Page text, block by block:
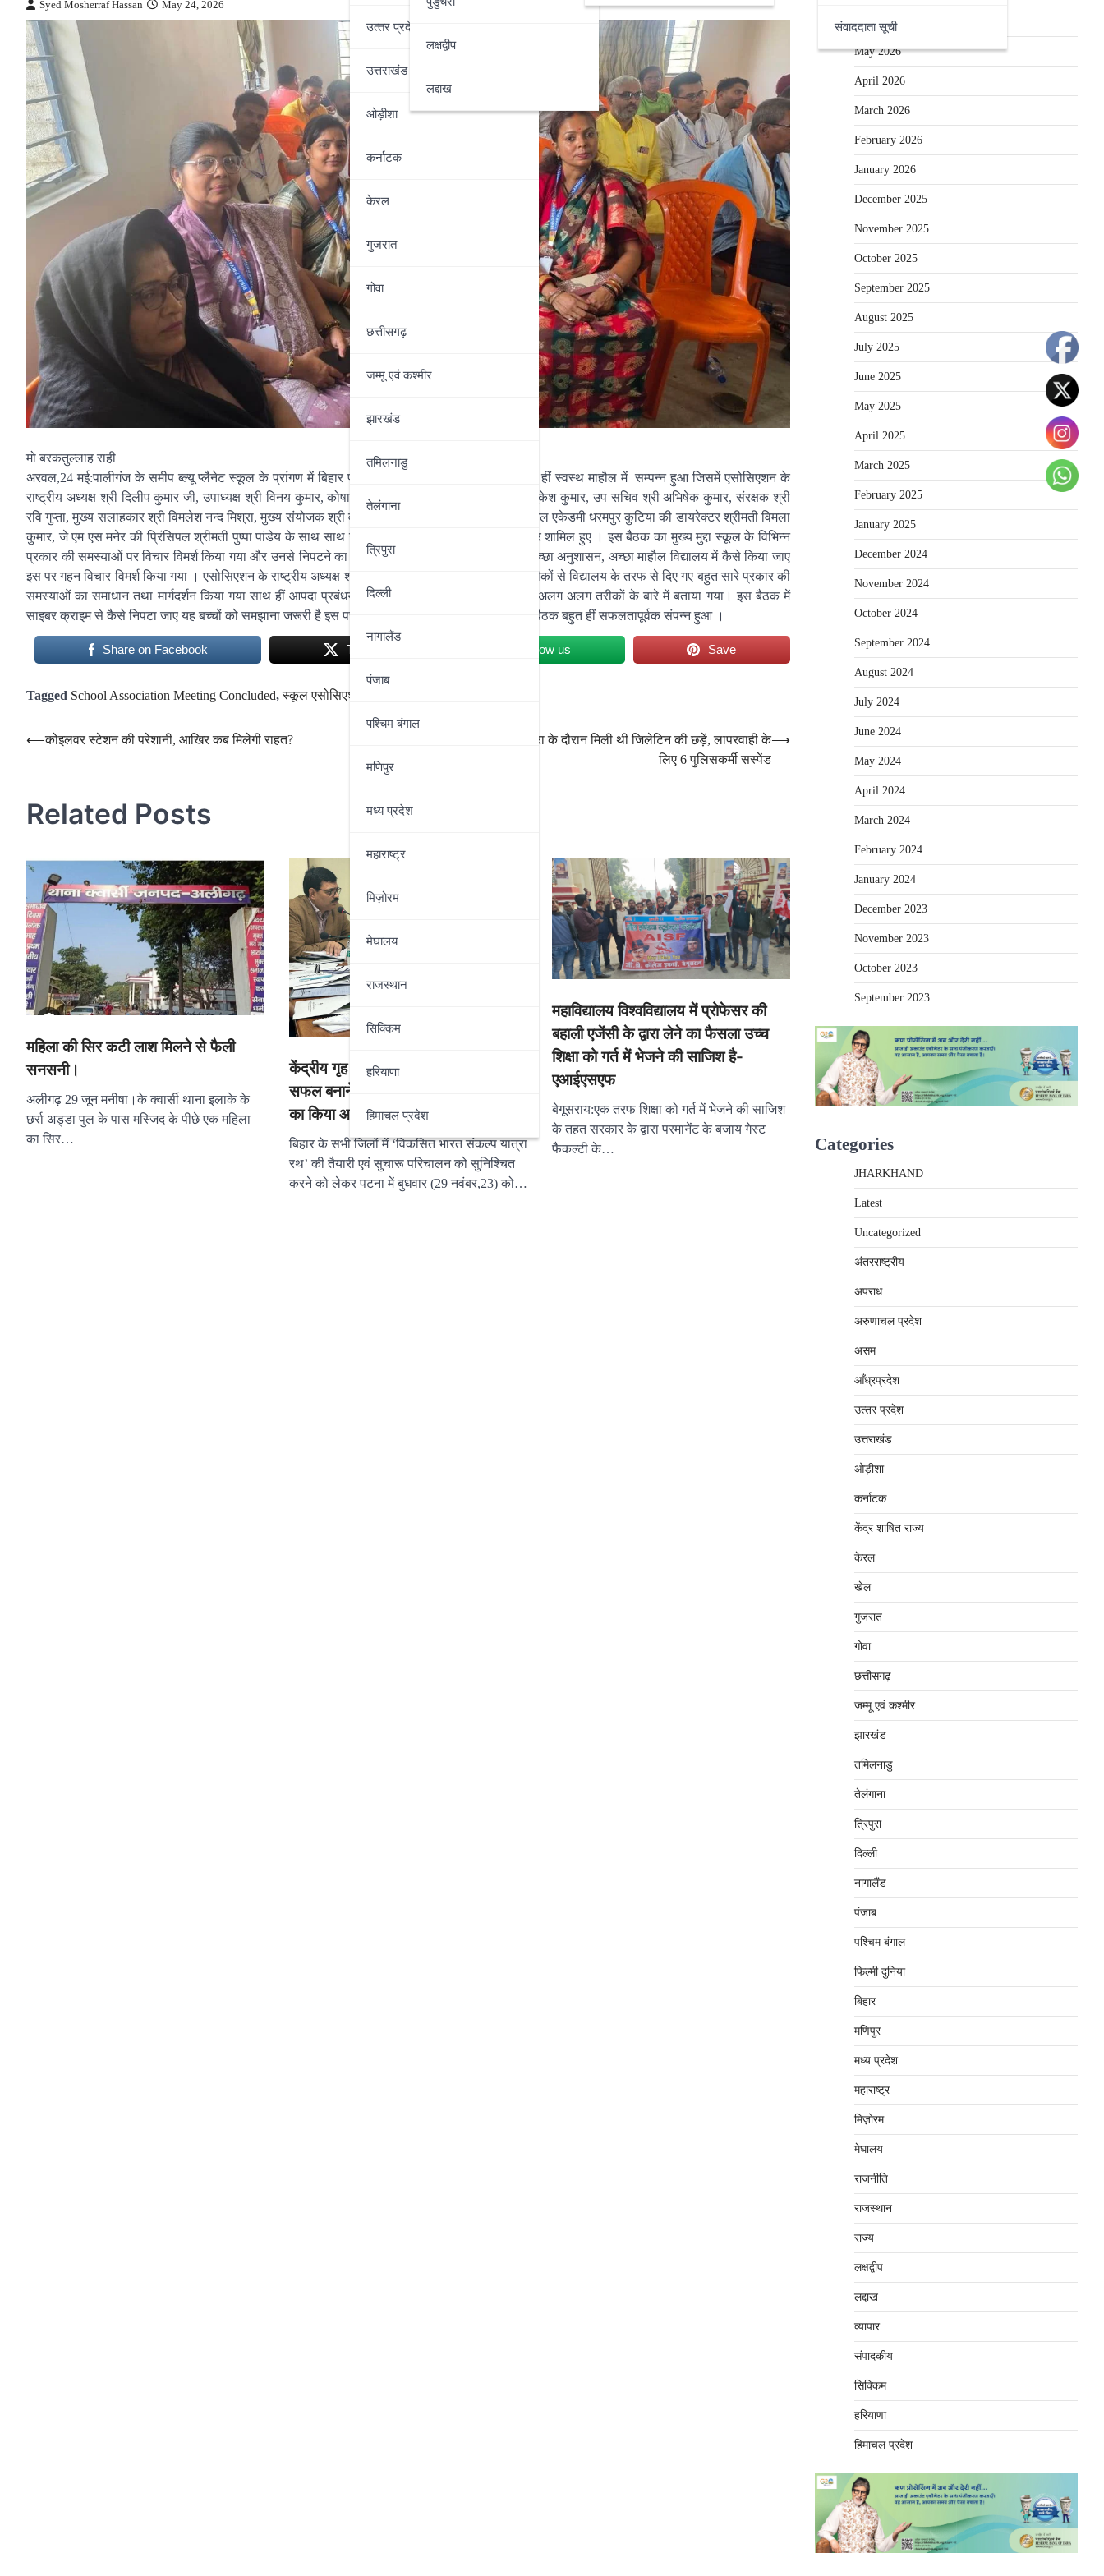
उत्‍तर प्रदेश
उत्तराखंड
ओड़ीशा
कर्नाटक
केरल
गुजरात
गोवा
छत्तीसगढ़
जम्‍मू एवं कश्‍मीर
झारखंड
तमिलनाडु
तेलंगाना
त्रिपुरा
दिल्‍ली
नागालैंड
पंजाब
पश्चिम बंगाल
मणिपुर
मध्‍य प्रदेश
महाराष्‍ट्र
मिज़ोरम
मेघालय
राजस्थान
सिक्किम
हरियाणा
हिमाचल प्रदेश
लक्षद्वीप
लद्दाख
संवाददाता सूची
Syed Mosherraf Hassan May 24, 2026
मो बरकतुल्लाह राही
अरवल,24 मई:पालीगंज के समीप ब्ल्यू प्लैनेट स्कूल के प्रांगण में बिहार प्राइवेट स्कूल एसोसिएशन का बैठक बहुत हीं स्वस्थ माहौल में सम्पन्न हुआ जिसमें एसोसिएशन के
राष्ट्रीय अध्यक्ष श्री दिलीप कुमार जी, उपाध्यक्ष श्री विनय कुमार, कोषाध्यक्ष श्री मुकेश कुमार शर्मा, सचिव श्री मुकेश कुमार, उप सचिव श्री अभिषेक कुमार, संरक्षक श्री
रवि गुप्ता, मुख्य सलाहकार श्री विमलेश नन्द मिश्रा, मुख्य संयोजक श्री व्रज भूषण उपाध्याय, अमृत कुंज रेजिडेंशियल एकेडमी धरमपुर कुटिया की डायरेक्टर श्रीमती विमला
कुमार, जे एम एस मनेर की प्रिंसिपल श्रीमती पुष्पा पांडेय के साथ साथ सैकड़ों स्कूल के प्रिंसिपल तथा डायरेक्टर शामिल हुए । इस बैठक का मुख्य मुद्दा स्कूल के विभिन्न
प्रकार की समस्याओं पर विचार विमर्श किया गया और उनसे निपटने का रास्ता सुगम किया गया । अच्छी पढ़ाई, अच्छा अनुशासन, अच्छा माहौल विद्यालय में कैसे किया जाए
इस पर गहन विचार विमर्श किया गया । एसोसिएशन के राष्ट्रीय अध्यक्ष श्री दिलीप कुमार जी ने बहुत हीं आसान तरीकों से विद्यालय के तरफ से दिए गए बहुत सारे प्रकार की
समस्याओं का समाधान तथा मार्गदर्शन किया गया साथ हीं आपदा प्रबंधन से निपटने के लिए नुक्कड़ नाटक तथा अलग अलग तरीकों के बारे में बताया गया। इस बैठक में
साइबर क्राइम से कैसे निपटा जाए यह बच्चों को समझाना जरूरी है इस पर भी विस्तार पूर्वक चर्चा किया गया । यह बैठक बहुत हीं सफलतापूर्वक संपन्न हुआ ।
Share on Facebook Tweet Follow us Save
Tagged School Association Meeting Concluded,स्कूल एसोसिएशन का बैठक संपन्न
Post
⟵कोइलवर स्टेशन की परेशानी, आखिर कब मिलेगी राहत?
कर्नाटकः PM मोदी की यात्रा के दौरान मिली थी जिलेटिन की छड़ें, लापरवाही के
लिए 6 पुलिसकर्मी सस्पेंड
⟶
Related Posts
महिला की सिर कटी लाश मिलने से फैली
सनसनी।
अलीगढ़ 29 जून मनीषा।के क्वार्सी थाना इलाके के
छर्रा अड्डा पुल के पास मस्जिद के पीछे एक महिला
का सिर…
केंद्रीय गृह राज्य मंत्री ने कार्यक्रम को
सफल बनाने के लिए हर संभव प्रयास करने
का किया आह्वान
बिहार के सभी जिलों में ‘विकसित भारत संकल्प यात्रा
रथ’ की तैयारी एवं सुचारू परिचालन को सुनिश्चित
करने को लेकर पटना में बुधवार (29 नवंबर,23) को…
महाविद्यालय विश्वविद्यालय में प्रोफेसर की
बहाली एजेंसी के द्वारा लेने का फैसला उच्च
शिक्षा को गर्त में भेजने की साजिश है-
एआईएसएफ
बेगूसराय:एक तरफ शिक्षा को गर्त में भेजने की साजिश
के तहत सरकार के द्वारा परमानेंट के बजाय गेस्ट
फैकल्टी के…
June 2026
May 2026
April 2026
March 2026
February 2026
January 2026
December 2025
November 2025
October 2025
September 2025
August 2025
July 2025
June 2025
May 2025
April 2025
March 2025
February 2025
January 2025
December 2024
November 2024
October 2024
September 2024
August 2024
July 2024
June 2024
May 2024
April 2024
March 2024
February 2024
January 2024
December 2023
November 2023
October 2023
September 2023
Categories
JHARKHAND
Latest
Uncategorized
अंतरराष्‍ट्रीय
अपराध
अरुणाचल प्रदेश
असम
आँध्रप्रदेश
उत्‍तर प्रदेश
उत्तराखंड
ओड़ीशा
कर्नाटक
केंद्र शाषित राज्य
केरल
खेल
गुजरात
गोवा
छत्तीसगढ़
जम्‍मू एवं कश्‍मीर
झारखंड
तमिलनाडु
तेलंगाना
त्रिपुरा
दिल्‍ली
नागालैंड
पंजाब
पश्चिम बंगाल
फिल्मी दुनिया
बिहार
मणिपुर
मध्‍य प्रदेश
महाराष्‍ट्र
मिज़ोरम
मेघालय
राजनीति
राजस्थान
राज्य
लक्षद्वीप
लद्दाख
व्यापार
संपादकीय
सिक्किम
हरियाणा
हिमाचल प्रदेश